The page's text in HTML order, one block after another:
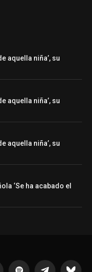
aquella niña’, su
aquella niña’, su
aquella niña’, su
‘Se ha acabado el